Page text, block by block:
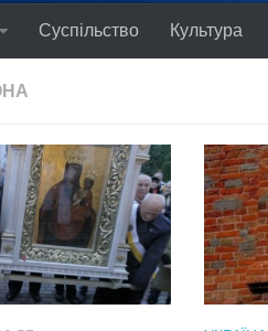
Суспільство Культура